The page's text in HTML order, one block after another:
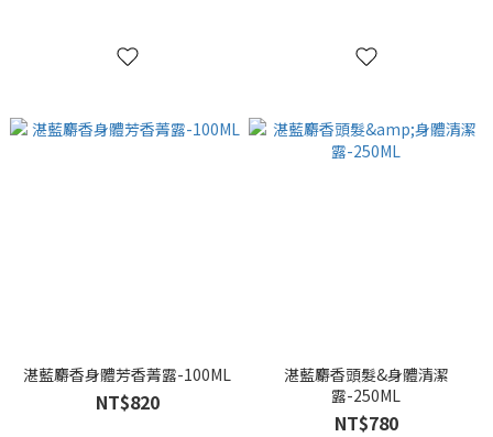
湛藍麝香身體芳香菁露-100ML
NT$820
湛藍麝香頭髮&身體清潔
露-250ML
NT$780